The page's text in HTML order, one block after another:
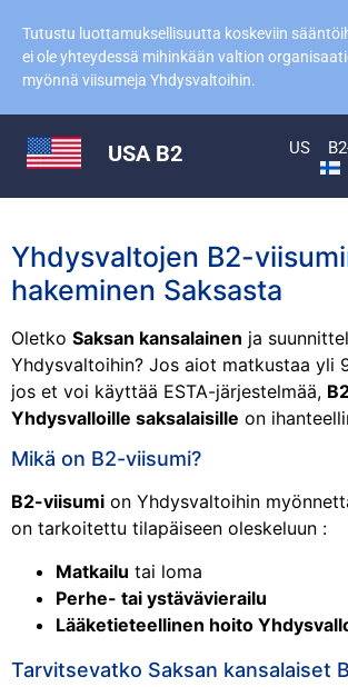
Tutustu luottamuksellisuutta koskeviin
ei ole yhteydessä mihinkään valtion
myönnä viisumeja Yhdysvaltoihin.
USA B2 US
Yhdysvaltojen B2-
hakeminen Saksasta
Oletko Saksan kansalainen ja
Yhdysvaltoihin? Jos aiot matkustaa yli
jos et voi käyttää ESTA-järjestelmää,
Yhdysvalloille saksalaisille on
Mikä on B2-viisumi?
B2-viisumi on Yhdysvaltoihin
on tarkoitettu tilapäiseen oleskeluun :
Matkailu tai loma
Perhe- tai ystävävierailu
Lääketieteellinen hoito
Tarvitsevatko Saksan kansalaiset